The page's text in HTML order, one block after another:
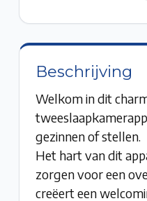
Beschrijving
Welkom in dit
gezinnen of stellen.
Het hart van dit
zorgen voor een
creëert een